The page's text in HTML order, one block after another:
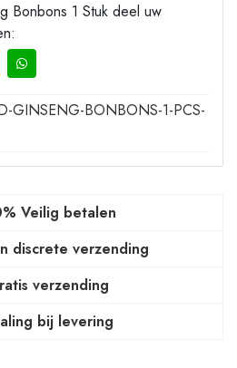
Bonbons 1 Stuk deel uw
GINSENG-BONBONS-1-PCS-
Veilig betalen
discrete verzending
verzending
bij levering